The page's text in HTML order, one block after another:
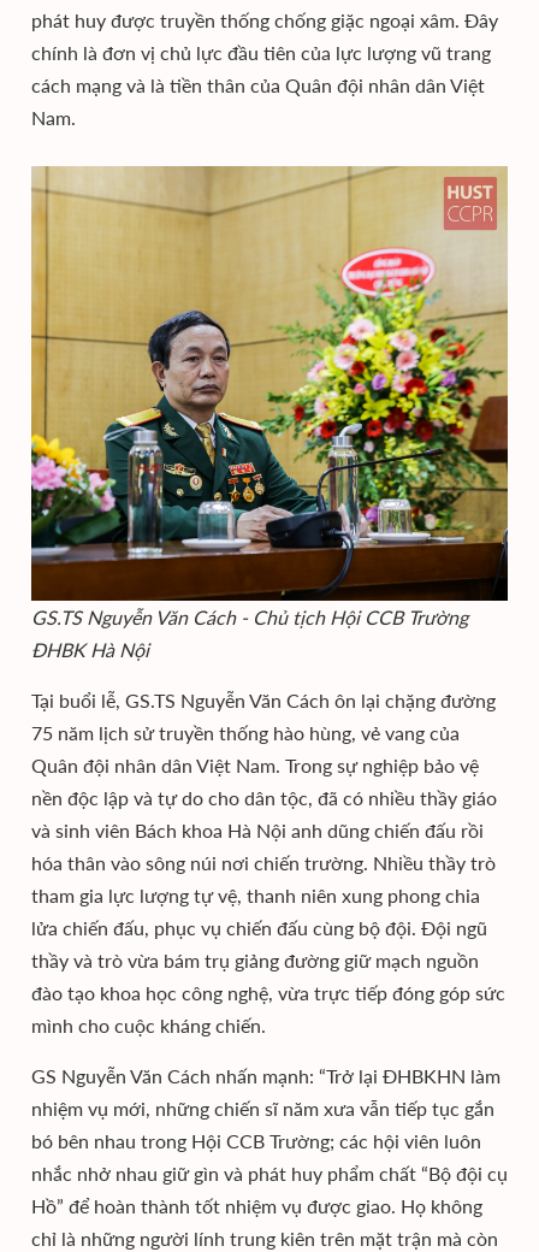
phát huy được truyền thống chống giặc ngoại xâm. Đây
chính là đơn vị chủ lực đầu tiên của lực lượng vũ trang
cách mạng và là tiền thân của Quân đội nhân dân Việt
Nam.
GS.TS Nguyễn Văn Cách - Chủ tịch Hội CCB Trường
ĐHBK Hà Nội
Tại buổi lễ, GS.TS Nguyễn Văn Cách ôn lại chặng đường
75 năm lịch sử truyền thống hào hùng, vẻ vang của
Quân đội nhân dân Việt Nam. Trong sự nghiệp bảo vệ
nền độc lập và tự do cho dân tộc, đã có nhiều thầy giáo
và sinh viên Bách khoa Hà Nội anh dũng chiến đấu rồi
hóa thân vào sông núi nơi chiến trường. Nhiều thầy trò
tham gia lực lượng tự vệ, thanh niên xung phong chia
lửa chiến đấu, phục vụ chiến đấu cùng bộ đội. Đội ngũ
thầy và trò vừa bám trụ giảng đường giữ mạch nguồn
đào tạo khoa học công nghệ, vừa trực tiếp đóng góp sức
mình cho cuộc kháng chiến.
GS Nguyễn Văn Cách nhấn mạnh: “Trở lại ĐHBKHN làm
nhiệm vụ mới, những chiến sĩ năm xưa vẫn tiếp tục gắn
bó bên nhau trong Hội CCB Trường; các hội viên luôn
nhắc nhở nhau giữ gìn và phát huy phẩm chất “Bộ đội cụ
Hồ” để hoàn thành tốt nhiệm vụ được giao. Họ không
chỉ là những người lính trung kiên trên mặt trận mà còn